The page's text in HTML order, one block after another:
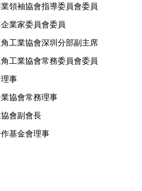
領袖協會指導委員會委員
業家委員會委員
工業協會深圳分部副主席
工業協會常務委員會委員
事
協會常務理事
會副會長
基金會理事